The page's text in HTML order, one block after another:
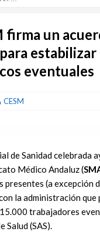
firma un
estabilizar
eventuales
CESM
de Sanidad celebrada
Médico Andaluz (
(a excepción
la administración
trabajadores
Salud (SAS).